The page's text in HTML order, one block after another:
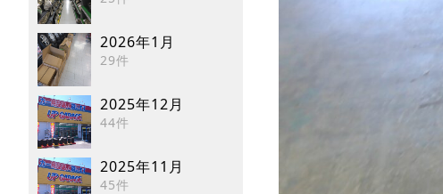
2026年1月
29件
2025年12月
44件
2025年11月
45件